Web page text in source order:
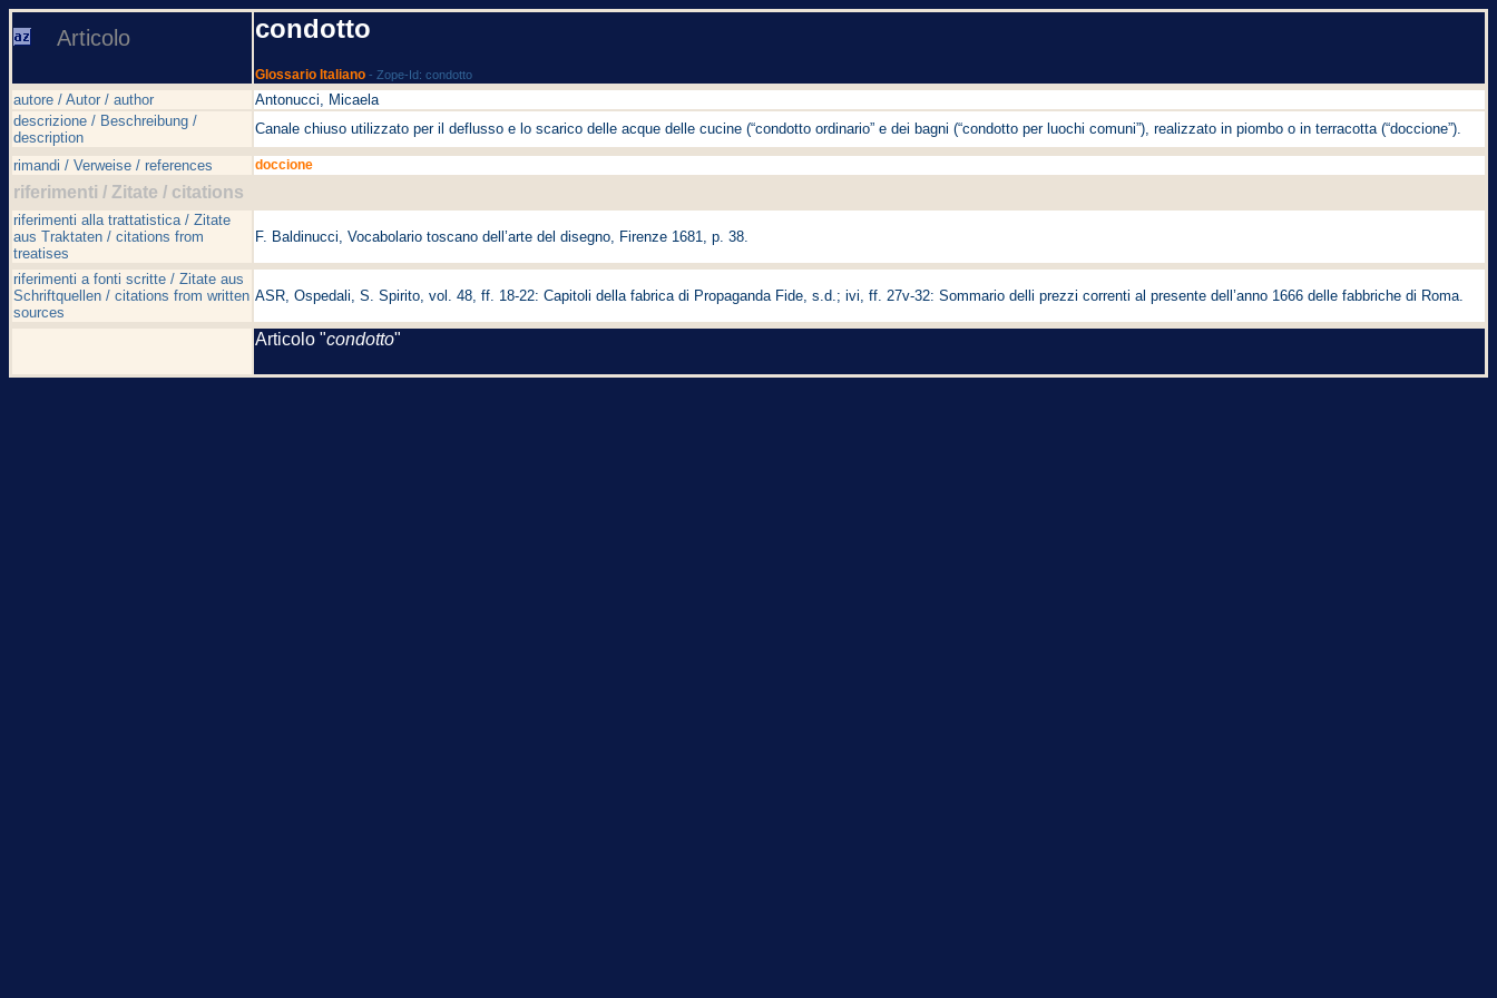
Articolo condotto
Glossario Italiano - Zope-Id: condotto
autore / Autor / author
Antonucci, Micaela
descrizione / Beschreibung /
description
Canale chiuso utilizzato per il deflusso e lo scarico delle acque delle cucine (“condotto ordinario” e dei bagni (“condotto per luochi comuni”), realizzato in piombo o in terracotta (“doccione”).
rimandi / Verweise / references doccione
riferimenti / Zitate / citations
riferimenti alla trattatistica / Zitate
aus Traktaten / citations from
treatises
F. Baldinucci, Vocabolario toscano dell’arte del disegno, Firenze 1681, p. 38.
riferimenti a fonti scritte / Zitate aus
Schriftquellen / citations from written
sources
ASR, Ospedali, S. Spirito, vol. 48, ff. 18-22: Capitoli della fabrica di Propaganda Fide, s.d.; ivi, ff. 27v-32: Sommario delli prezzi correnti al presente dell’anno 1666 delle fabbriche di Roma.
Articolo "condotto"